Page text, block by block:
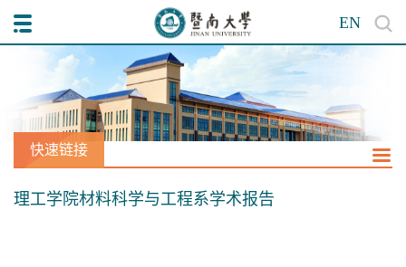
EN
快速链接
理工学院材料科学与工程系学术报告